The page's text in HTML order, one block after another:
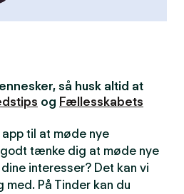
så husk altid at
og Fællesskabets
til at møde nye
godt tænke dig at møde nye
interesser? Det kan vi
På Tinder kan du